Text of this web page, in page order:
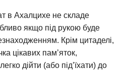
в Ахалцихе не складе
якщо під рукою буде
Крім цитаделі,
цікавих пам’яток,
дійти (або під’їхати) до